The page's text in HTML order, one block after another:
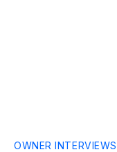
OWNER INTERVIEWS